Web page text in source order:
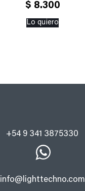
$ 8.300
Lo quiero
+54 9 341 3875330
info@lighttechno.com